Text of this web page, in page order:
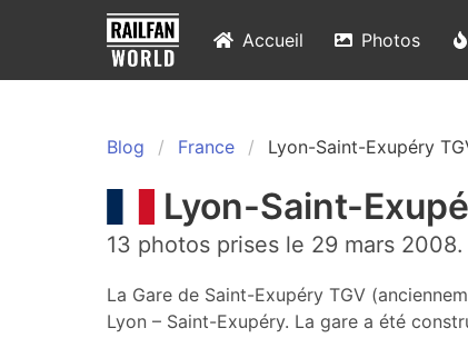
Accueil Photos
Blog France Lyon-Saint-Exupéry
Lyon-Saint-
13 photos prises le 29 mars 2008.
La Gare de Saint-Exupéry TGV
Lyon – Saint-Exupéry. La gare a été